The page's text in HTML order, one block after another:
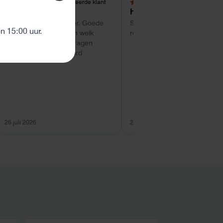
Geverifieerde klant
Super service tot zo ver. Goede
hulp met uitzoeken van welk
systeem geschikt is. Vragen
worden snel beantwoord
26 juli 2026
4 van 5 sterren
Hans Kollenbrander
Snelle levering en goede
respons bij installatie.
26 juli 2026
15:00 uur.